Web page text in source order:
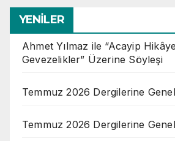
YENİLER
Ahmet Yılmaz ile “Acayip
Gevezelikler” Üzerine Söyleşi
Temmuz 2026 Dergilerine
Temmuz 2026 Dergilerine